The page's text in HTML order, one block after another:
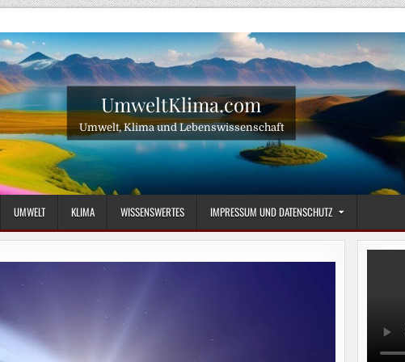
UmweltKlima.com
Umwelt, Klima und Lebenswissenschaft
UMWELT KLIMA WISSENSWERTES IMPRESSUM UND DATENSCHUTZ